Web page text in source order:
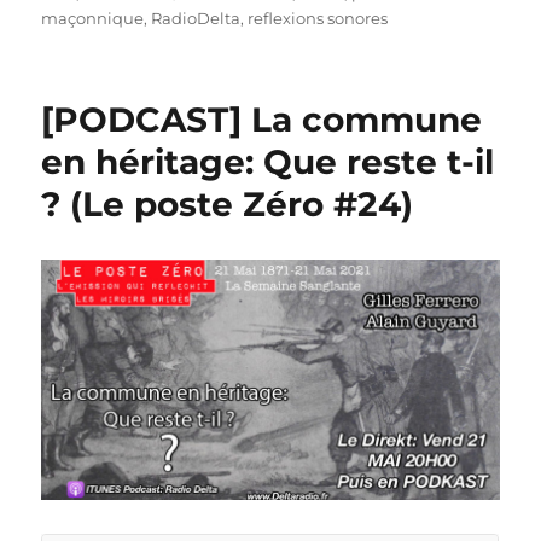
maçonnique, RadioDelta, reflexions sonores
[PODCAST] La commune
en héritage: Que reste t-il
? (Le poste Zéro #24)